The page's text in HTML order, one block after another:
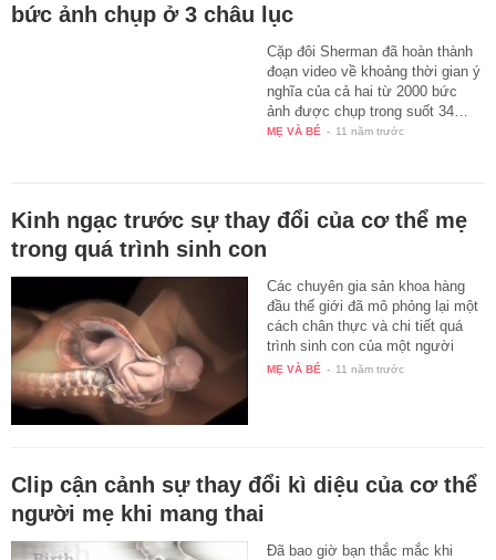
bức ảnh chụp ở 3 châu lục
Cặp đôi Sherman đã hoàn thành
đoạn video về khoảng thời gian ý
nghĩa của cả hai từ 2000 bức
ảnh được chụp trong suốt 34…
MẸ VÀ BÉ - 11 năm trước
Kinh ngạc trước sự thay đổi của cơ thể mẹ
trong quá trình sinh con
Các chuyên gia sản khoa hàng
đầu thế giới đã mô phỏng lại một
cách chân thực và chi tiết quá
trình sinh con của một người
mẹ…
MẸ VÀ BÉ - 11 năm trước
Clip cận cảnh sự thay đổi kì diệu của cơ thể
người mẹ khi mang thai
Đã bao giờ bạn thắc mắc khi